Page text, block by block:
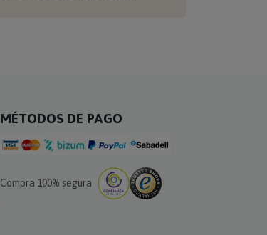
MÉTODOS DE PAGO
Compra 100% segura